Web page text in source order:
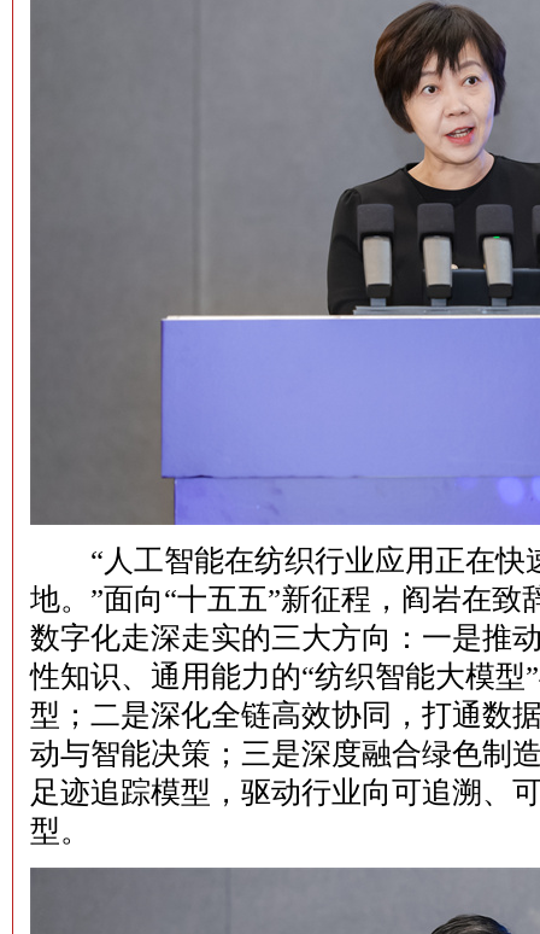
“人工智能在纺织行业应用正在快
地。”面向“十五五”新征程，阎岩在致
数字化走深走实的三大方向：一是推
性知识、通用能力的“纺织智能大模型
型；二是深化全链高效协同，打通数
动与智能决策；三是深度融合绿色制
足迹追踪模型，驱动行业向可追溯、
型。